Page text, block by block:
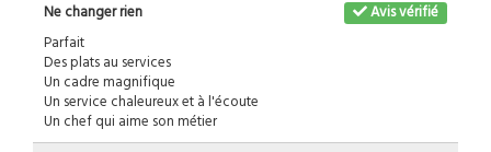
Avis vérifié
Ne changer rien
Parfait
Des plats au services
Un cadre magnifique
Un service chaleureux et à l'écoute
Un chef qui aime son métier